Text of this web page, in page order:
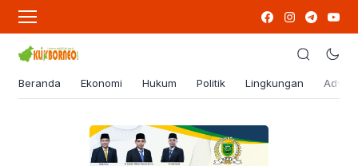
Beranda Ekonomi Hukum Politik Lingkungan